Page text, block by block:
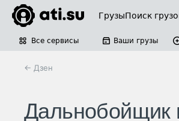
ГрузыПоиск
Все сервисы Ваши грузы
← Дзен
Дальнобойщик